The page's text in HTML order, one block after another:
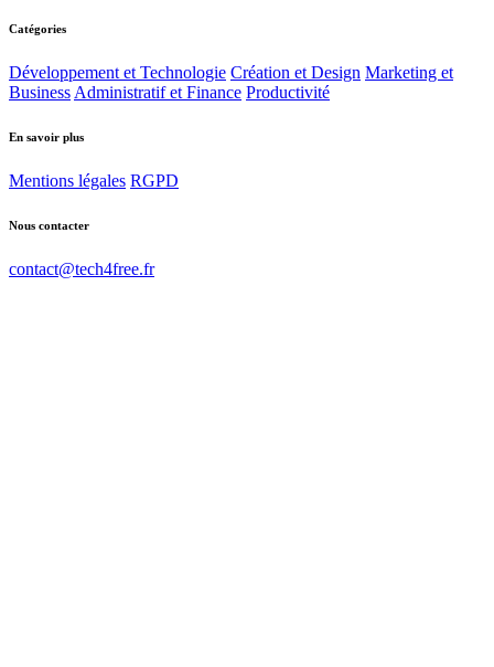
Catégories
Développement et Technologie Création et Design Marketing et
Business Administratif et Finance Productivité
En savoir plus
Mentions légales RGPD
Nous contacter
contact@tech4free.fr